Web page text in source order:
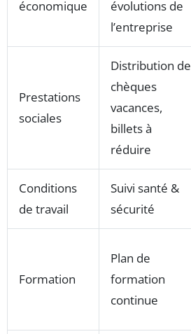
économique
évolutions de
l’entreprise
Prestations
sociales
Distribution de
chèques
vacances,
billets à
réduire
Conditions
de travail
Suivi santé &
sécurité
Formation
Plan de
formation
continue